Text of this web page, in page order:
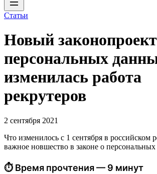
Статьи
Новый
персональных
изменилась работа
рекрутеров
2 сентября 2021
Что изменилось с 1 сентября в российском
важное новшество в законе о
⏱ Время прочтения — 9 минут